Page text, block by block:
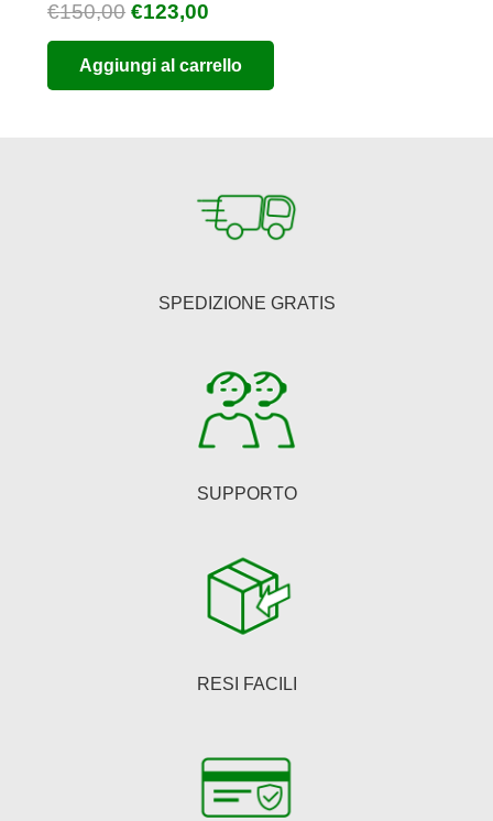
€150,00 Il
prezzo
originale
era:
€123,00
prezzo
attuale
è:
Aggiungi al carrello
SPEDIZIONE GRATIS
SUPPORTO
RESI FACILI